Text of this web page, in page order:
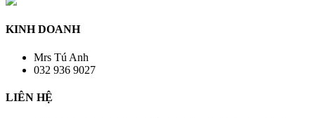
KINH DOANH
Mrs Tú Anh
032 936 9027
LIÊN HỆ